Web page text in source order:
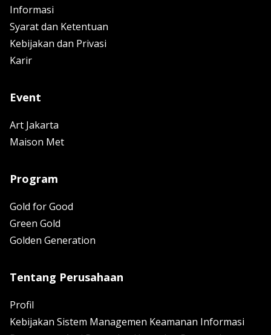
Informasi
Syarat dan Ketentuan
Kebijakan dan Privasi
Karir
Event
Art Jakarta
Maison Met
Program
Gold for Good
Green Gold
Golden Generation
Tentang Perusahaan
Profil
Kebijakan Sistem Managemen Keamanan Informasi